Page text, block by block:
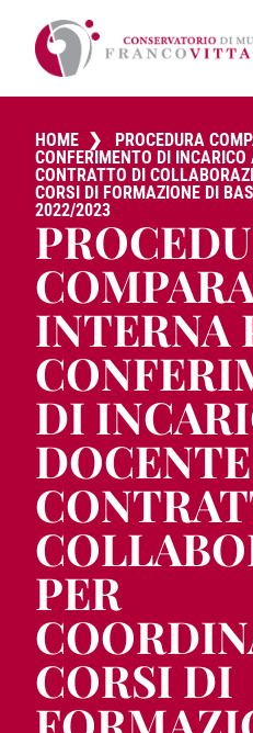
HOME ❯ PROCEDURA
CONFERIMENTO DI INCARICO
CONTRATTO DI
CORSI DI FORMAZIONE DI
2022/2023
INTERNA
DI
PER
CORSI DI